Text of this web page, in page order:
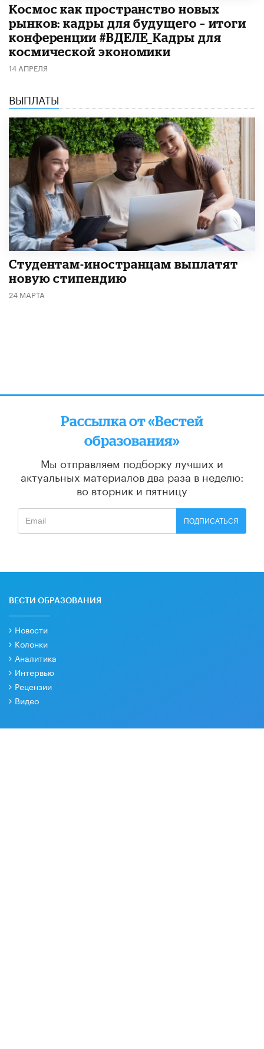
Космос как пространство новых
рынков: кадры для будущего – итоги
конференции #ВДЕЛЕ_Кадры для
космической экономики
14 АПРЕЛЯ
ВЫПЛАТЫ
Студентам-иностранцам выплатят
новую стипендию
24 МАРТА
Рассылка от «Вестей
образования»
Мы отправляем подборку лучших и
актуальных материалов два раза в неделю:
во вторник и пятницу
ПОДПИСАТЬСЯ
ВЕСТИ ОБРАЗОВАНИЯ
Новости
Колонки
Аналитика
Интервью
Рецензии
Видео